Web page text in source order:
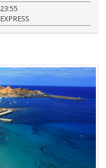
23:55
EXPRESS